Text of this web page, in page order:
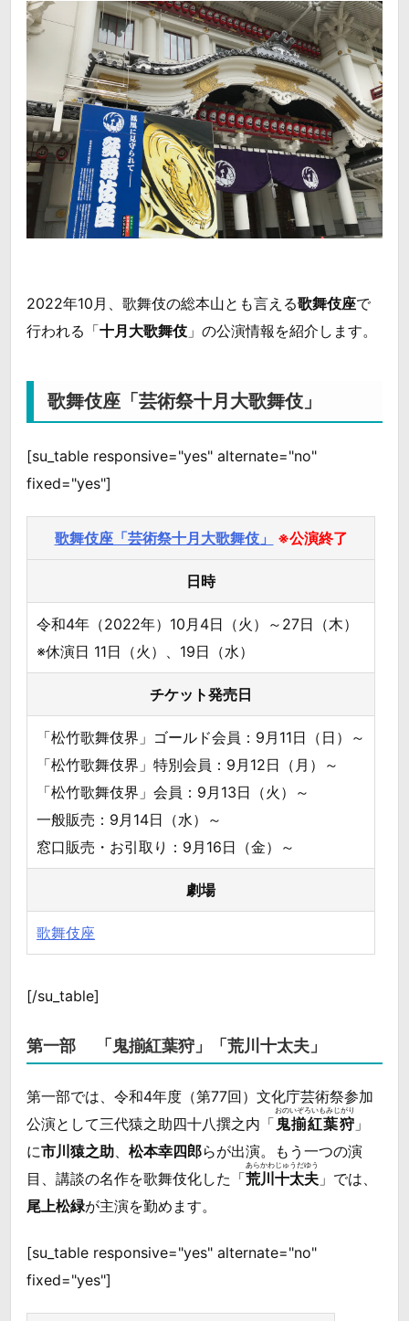
2022年10月、歌舞伎の総本山とも言える歌舞伎座で
行われる「十月大歌舞伎 」の公演情報を紹介します。
歌舞伎座「芸術祭十月大歌舞伎」
[su_table responsive="yes" alternate="no"
fixed="yes"]
歌舞伎座「芸術祭十月大歌舞伎」 ※公演終了
日時
令和4年（2022年）10月4日（火）～27日（木）
※休演日 11日（火）、19日（水）
チケット発売日
「松竹歌舞伎界」ゴールド会員：9月11日（日）～
「松竹歌舞伎界」特別会員：9月12日（月）～
「松竹歌舞伎界」会員：9月13日（火）～
一般販売：9月14日（水）～
窓口販売・お引取り：9月16日（金）～
劇場
歌舞伎座
[/su_table]
第一部 「鬼揃紅葉狩」「荒川十太夫」
第一部では、令和4年度（第77回）文化庁芸術祭参加
公演として三代猿之助四十八撰之内「 鬼揃紅葉狩
おのいぞろいもみじがり
」
に市川猿之助、 松本幸四郎らが出演。もう一つの演
目、講談の名作を歌舞伎化した「荒川十太夫
あらかわじゅうだゆう
」では、
尾上松緑が主演を勤めます。
[su_table responsive="yes" alternate="no"
fixed="yes"]